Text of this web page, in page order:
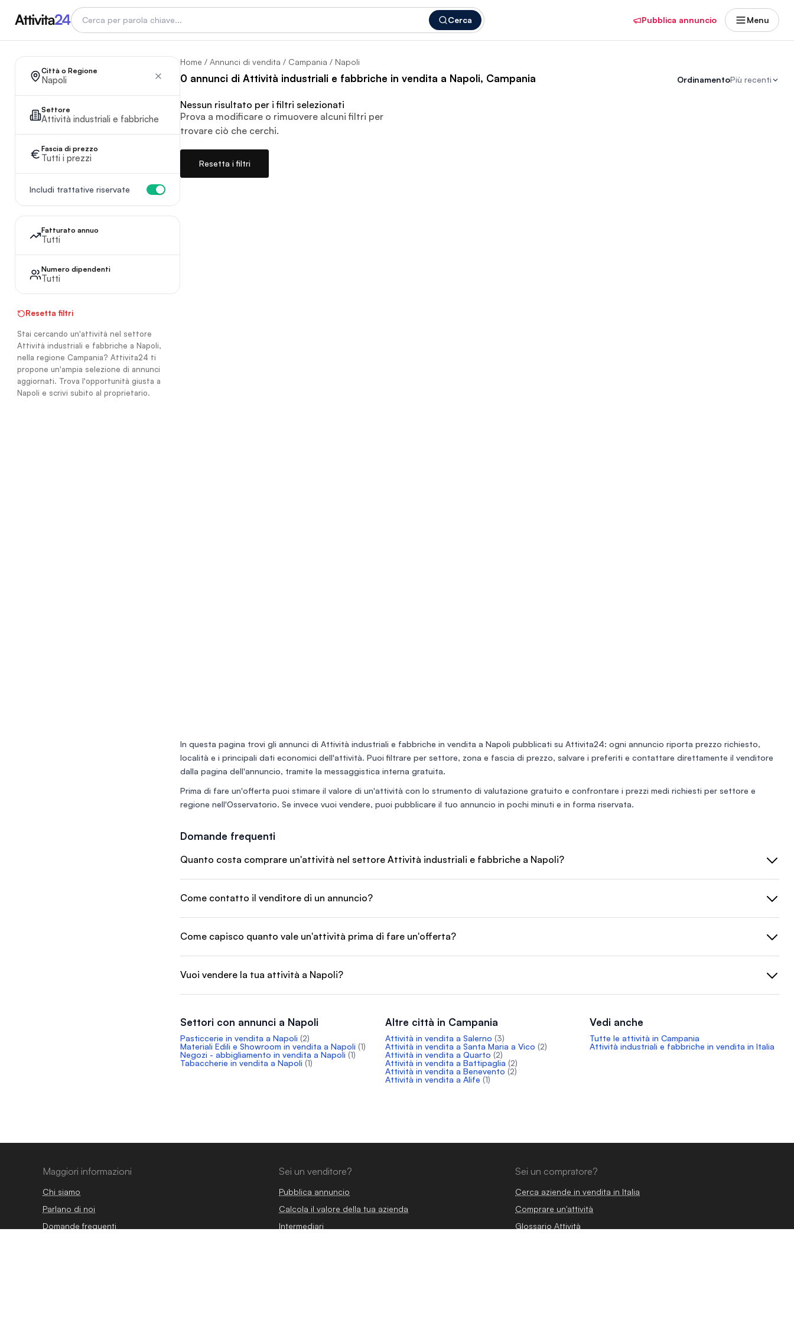
Cerca Pubblica annuncio Menu
Città o Regione
Napoli
Settore
Attività industriali e fabbriche
Fascia di prezzo
Tutti i prezzi
Includi trattative riservate
Fatturato annuo
Tutti
Numero dipendenti
Tutti
Resetta filtri
Stai cercando un'attività nel settore
Attività industriali e fabbriche a Napoli,
nella regione Campania? Attivita24 ti
propone un'ampia selezione di annunci
aggiornati. Trova l'opportunità giusta a
Napoli e scrivi subito al proprietario.
Home / Annunci di vendita / Campania / Napoli
0 annunci di Attività industriali e fabbriche in vendita a Napoli, Campania OrdinamentoPiù recenti
Nessun risultato per i filtri selezionati
Prova a modificare o rimuovere alcuni filtri per
trovare ciò che cerchi.
Resetta i filtri
In questa pagina trovi gli annunci di Attività industriali e fabbriche in vendita a Napoli pubblicati su Attivita24: ogni annuncio riporta prezzo richiesto,
località e i principali dati economici dell'attività. Puoi filtrare per settore, zona e fascia di prezzo, salvare i preferiti e contattare direttamente il venditore
dalla pagina dell'annuncio, tramite la messaggistica interna gratuita.
Prima di fare un'offerta puoi stimare il valore di un'attività con lo strumento di valutazione gratuito e confrontare i prezzi medi richiesti per settore e
regione nell'Osservatorio. Se invece vuoi vendere, puoi pubblicare il tuo annuncio in pochi minuti e in forma riservata.
Domande frequenti
Quanto costa comprare un'attività nel settore Attività industriali e fabbriche a Napoli?
Come contatto il venditore di un annuncio?
Come capisco quanto vale un'attività prima di fare un'offerta?
Vuoi vendere la tua attività a Napoli?
Settori con annunci a Napoli
Pasticcerie in vendita a Napoli (2)
Materiali Edili e Showroom in vendita a Napoli (1)
Negozi - abbigliamento in vendita a Napoli (1)
Tabaccherie in vendita a Napoli (1)
Altre città in Campania
Attività in vendita a Salerno (3)
Attività in vendita a Santa Maria a Vico (2)
Attività in vendita a Quarto (2)
Attività in vendita a Battipaglia (2)
Attività in vendita a Benevento (2)
Attività in vendita a Alife (1)
Vedi anche
Tutte le attività in Campania
Attività industriali e fabbriche in vendita in Italia
Maggiori informazioni
Chi siamo
Parlano di noi
Domande frequenti
Sei un venditore?
Pubblica annuncio
Calcola il valore della tua azienda
Intermediari
Sei un compratore?
Cerca aziende in vendita in Italia
Comprare un'attività
Glossario Attività